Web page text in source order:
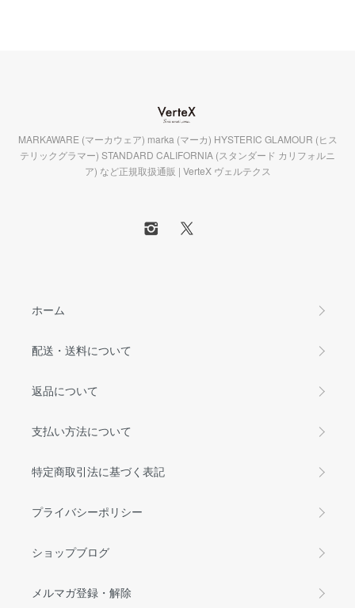
MARKAWARE (マーカウェア) marka (マーカ) HYSTERIC GLAMOUR (ヒス
テリックグラマー) STANDARD CALIFORNIA (スタンダード カリフォルニ
ア) など正規取扱通販 | VerteX ヴェルテクス
ホーム
配送・送料について
返品について
支払い方法について
特定商取引法に基づく表記
プライバシーポリシー
ショップブログ
メルマガ登録・解除